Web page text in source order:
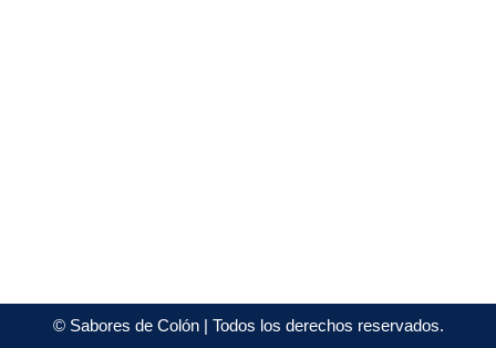
©Sabores de Colón| Todos los derechos reservados.